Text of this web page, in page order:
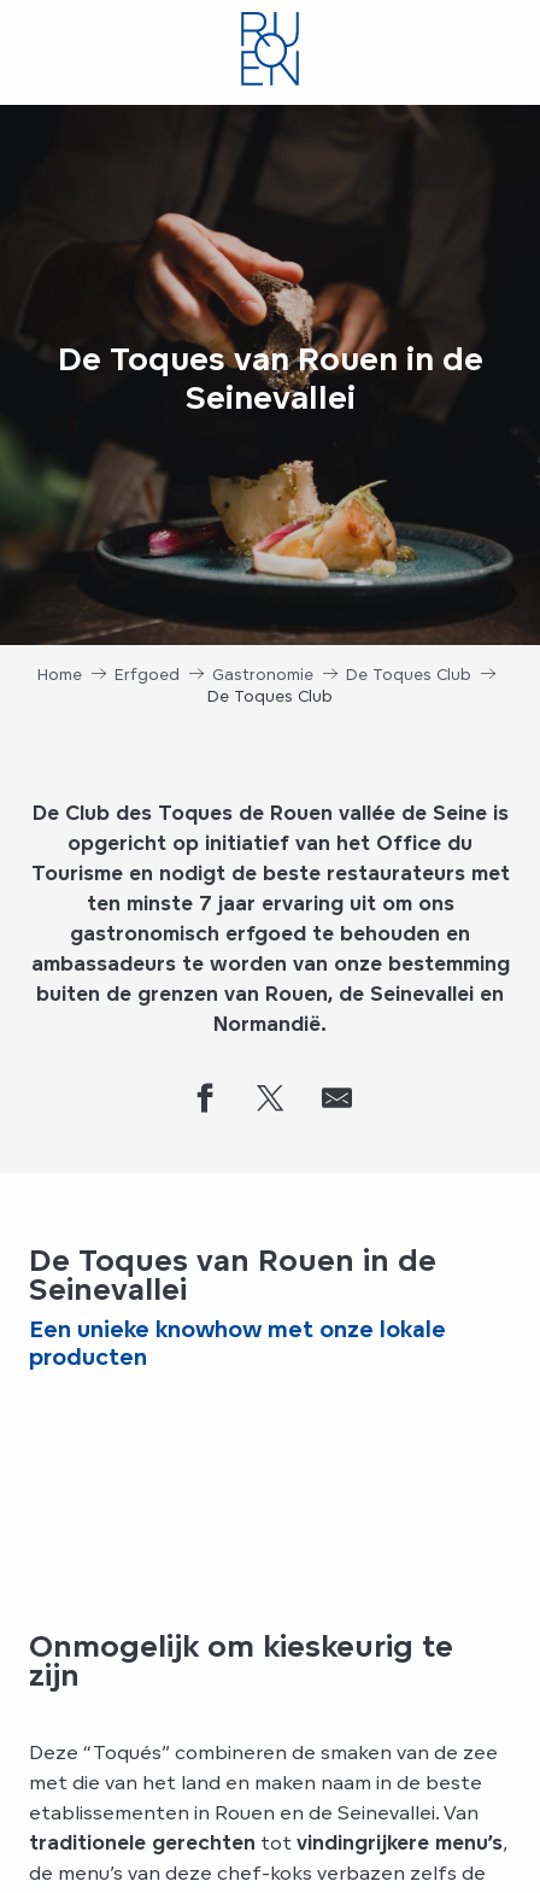
principal
De Toques van Rouen in de
Seinevallei
Home Erfgoed Gastronomie
De Toques Club
De Toques Club
De Club des Toques de Rouen vallée de Seine is
opgericht op initiatief van het Office du
Tourisme en nodigt de beste restaurateurs met
ten minste 7 jaar ervaring uit om ons
gastronomisch erfgoed te behouden en
ambassadeurs te worden van onze bestemming
buiten de grenzen van Rouen, de Seinevallei en
Normandië.
De Toques van Rouen in de
Seinevallei
Een unieke knowhow met onze lokale
producten
Onmogelijk om kieskeurig te
zijn
Deze “Toqués” combineren de smaken van de zee
met die van het land en maken naam in de beste
etablissementen in Rouen en de Seinevallei. Van
traditionele gerechten tot vindingrijkere menu’s,
de menu’s van deze chef-koks verbazen zelfs de